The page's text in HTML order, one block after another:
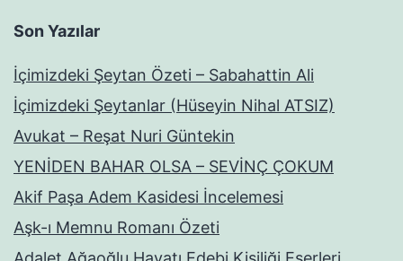
Son Yazılar
İçimizdeki Şeytan Özeti – Sabahattin Ali
İçimizdeki Şeytanlar (Hüseyin Nihal ATSIZ)
Avukat – Reşat Nuri Güntekin
YENİDEN BAHAR OLSA – SEVİNÇ ÇOKUM
Akif Paşa Adem Kasidesi İncelemesi
Aşk-ı Memnu Romanı Özeti